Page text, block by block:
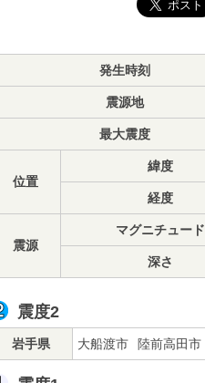
発生時刻
震源地
最大震度
位置
緯度
経度
震源
マグニチュード
深さ
震度2
岩手県 大船渡市 陸前高田市